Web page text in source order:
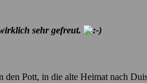
sehr gefreut.
Pott, in die alte Heimat nach